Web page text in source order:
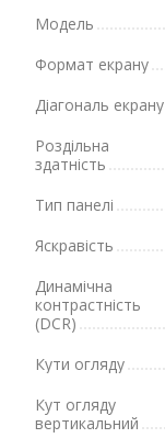
Модель
Формат екрану
Діагональ екрану
Роздільна
здатність
Тип панелі
Яскравість
Динамічна
контрастність
(DCR)
Кути огляду
Кут огляду
вертикальний